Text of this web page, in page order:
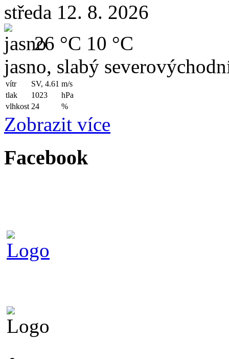
středa 12. 8. 2026
26 °C 10 °C
jasno, slabý
vítr SV, 4.61 m/s
tlak
1023
hPa
vlhkost 24 %
Zobrazit více
Facebook